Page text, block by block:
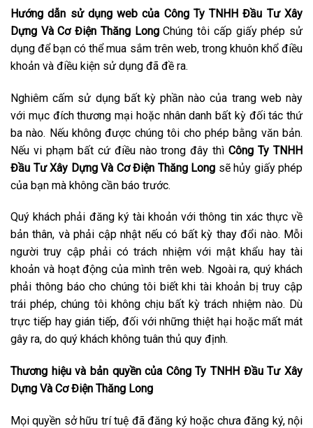
Hướng dẫn sử dụng web của Công Ty TNHH Đầu Tư Xây
Dựng Và Cơ Điện Thăng LongChúng tôi cấp giấy phép sử
dụng để bạn có thể mua sắm trên web, trong khuôn khổ điều
khoản và điều kiện sử dụng đã đề ra.
Nghiêm cấm sử dụng bất kỳ phần nào của trang web này
với mục đích thương mại hoặc nhân danh bất kỳ đối tác thứ
ba nào. Nếu không được chúng tôi cho phép bằng văn bản.
Nếu vi phạm bất cứ điều nào trong đây thìCông Ty TNHH
Đầu Tư Xây Dựng Và Cơ Điện Thăng Long sẽ hủy giấy phép
của bạn mà không cần báo trước.
Quý khách phải đăng ký tài khoản với thông tin xác thực về
bản thân, và phải cập nhật nếu có bất kỳ thay đổi nào. Mỗi
người truy cập phải có trách nhiệm với mật khẩu hay tài
khoản và hoạt động của mình trên web. Ngoài ra, quý khách
phải thông báo cho chúng tôi biết khi tài khoản bị truy cập
trái phép, chúng tôi không chịu bất kỳ trách nhiệm nào. Dù
trực tiếp hay gián tiếp, đối với những thiệt hại hoặc mất mát
gây ra, do quý khách không tuân thủ quy định.
Thương hiệu và bản quyền của Công Ty TNHH Đầu Tư Xây
Dựng Và Cơ Điện Thăng Long
Mọi quyền sở hữu trí tuệ đã đăng ký hoặc chưa đăng ký, nội